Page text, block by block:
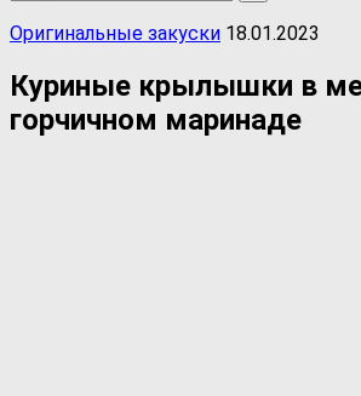
Оригинальные закуски 18.01.2023
Куриные крылышки в
горчичном маринаде